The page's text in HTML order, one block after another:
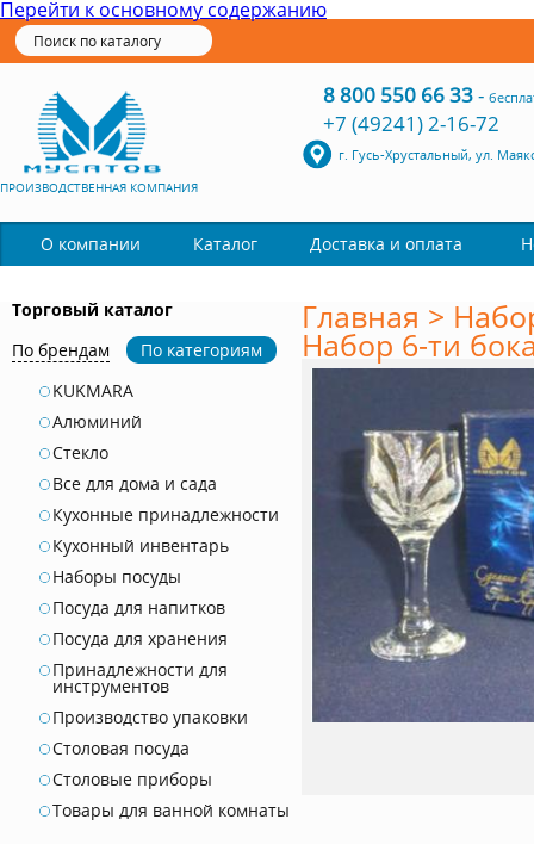
Перейти к основному содержанию
ПРОИЗВОДСТВЕННАЯ КОМПАНИЯ
8 800 550 66 33-
+7 (49241) 2-16-72
г. Гусь-Хрустальный, ул.
О компании Каталог Доставка и оплата
Торговый каталог
По брендам
По категориям
KUKMARA
Алюминий
Стекло
Все для дома и сада
Кухонные принадлежности
Кухонный инвентарь
Наборы посуды
Посуда для напитков
Посуда для хранения
Принадлежности для
инструментов
Производство упаковки
Столовая посуда
Столовые приборы
Товары для ванной комнаты
Главная >
Набор 6-ти